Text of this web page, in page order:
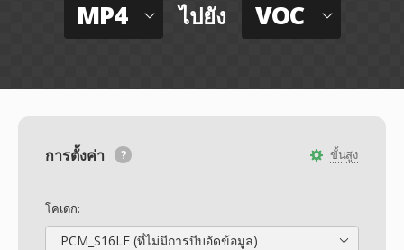
MP4 ไปยัง VOC
ขั้นสูง
การตั้งค่า
โคเดก:
PCM_S16LE (ที่ไม่มีการบีบอัดข้อมูล)